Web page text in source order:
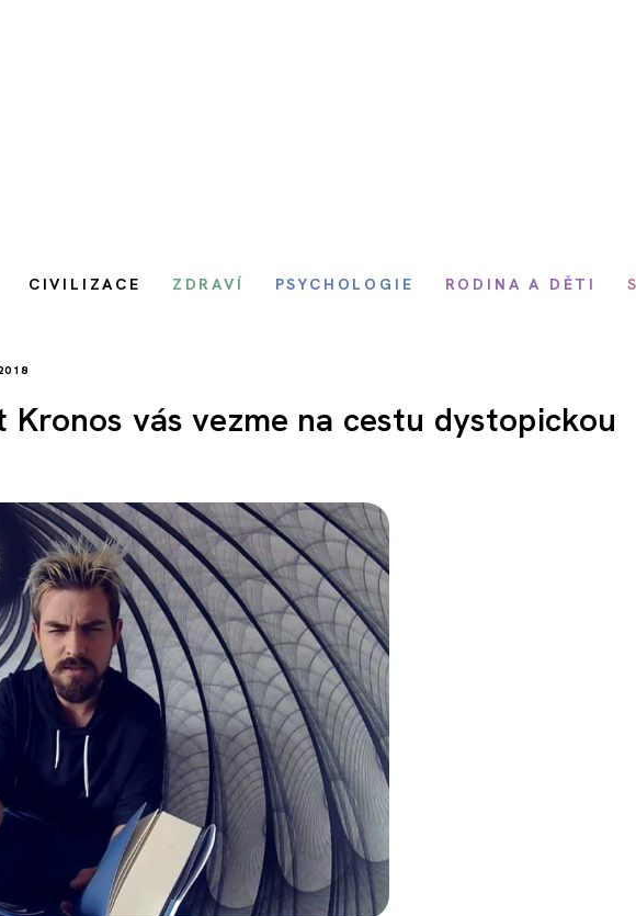
CIVILIZACE ZDRAVÍ PSYCHOLOGIE RODINA A DĚTI
Kronos vás vezme na cestu dystopickou